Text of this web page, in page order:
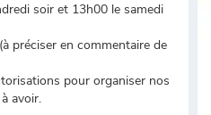
soir et 13h00 le samedi
préciser en commentaire de
pour organiser nos
avoir.